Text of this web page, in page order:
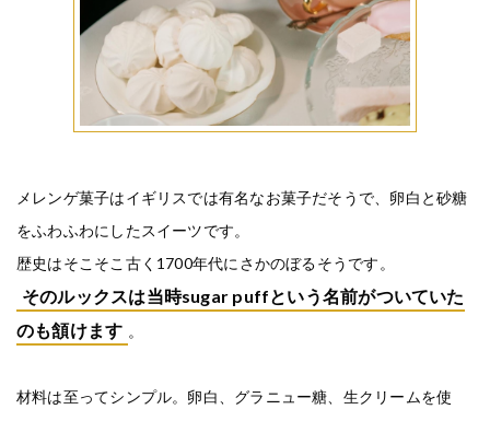
メレンゲ菓子はイギリスでは有名なお菓子だそうで、卵白と砂糖
をふわふわにしたスイーツです。
歴史はそこそこ古く1700年代にさかのぼるそうです。
そのルックスは当時sugar puffという名前がついていた
のも頷けます 。
材料は至ってシンプル。卵白、グラニュー糖、生クリームを使